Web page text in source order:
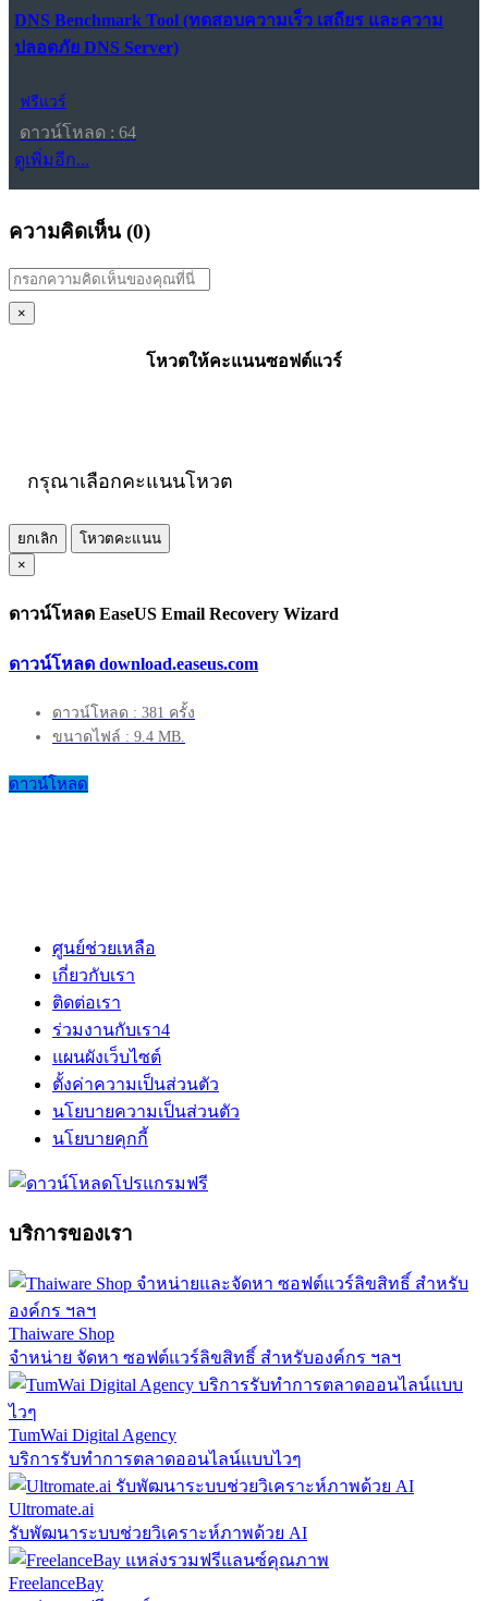
DNS Benchmark Tool (ทดสอบความเร็ว เสถียร และความ
ปลอดภัย DNS Server)
ฟรีแวร์
ดาวน์โหลด : 64
ดูเพิ่มอีก...
ความคิดเห็น (0)
×
โหวตให้คะแนนซอฟต์แวร์
กรุณาเลือกคะแนนโหวต
ยกเลิก
โหวตคะแนน
×
ดาวน์โหลด EaseUS Email Recovery Wizard
ดาวน์โหลด download.easeus.com
ดาวน์โหลด : 381 ครั้ง
ขนาดไฟล์ : 9.4 MB.
ดาวน์โหลด
ศูนย์ช่วยเหลือ
เกี่ยวกับเรา
ติดต่อเรา
ร่วมงานกับเรา4
แผนผังเว็บไซต์
ตั้งค่าความเป็นส่วนตัว
นโยบายความเป็นส่วนตัว
นโยบายคุกกี้
บริการของเรา
Thaiware Shop
จำหน่าย จัดหา ซอฟต์แวร์ลิขสิทธิ์ สำหรับองค์กร ฯลฯ
TumWai Digital Agency
บริการรับทำการตลาดออนไลน์แบบไวๆ
Ultromate.ai
รับพัฒนาระบบช่วยวิเคราะห์ภาพด้วย AI
FreelanceBay